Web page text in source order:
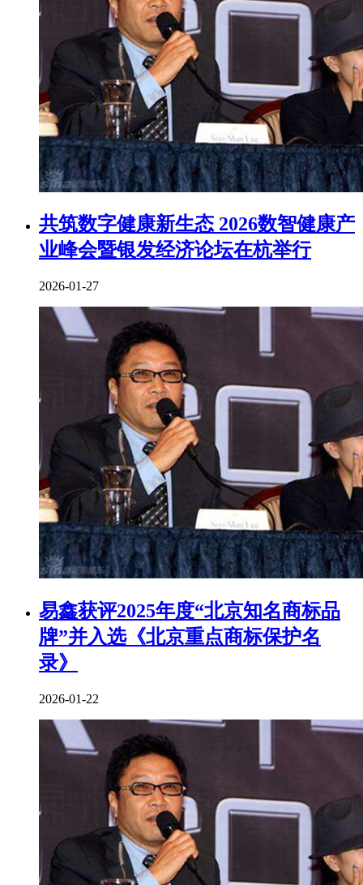
共筑数字健康新生态 2026数智健康产
业峰会暨银发经济论坛在杭举行
2026-01-27
易鑫获评2025年度“北京知名商标品
牌”并入选《北京重点商标保护名
录》
2026-01-22